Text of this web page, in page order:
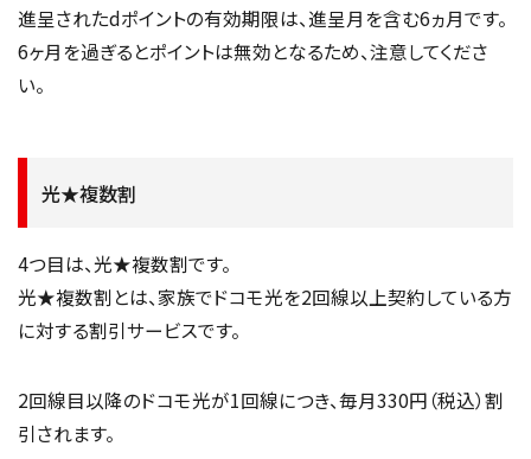
進呈されたdポイントの有効期限は、進呈月を含む6ヵ月です。
6ヶ月を過ぎるとポイントは無効となるため、注意してくださ
い。
光★複数割
4つ目は、光★複数割です。
光★複数割とは、家族でドコモ光を2回線以上契約している方
に対する割引サービスです。
2回線目以降のドコモ光が1回線につき、毎月330円（税込）割
引されます。